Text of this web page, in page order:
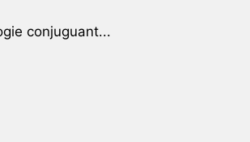
conjuguant...